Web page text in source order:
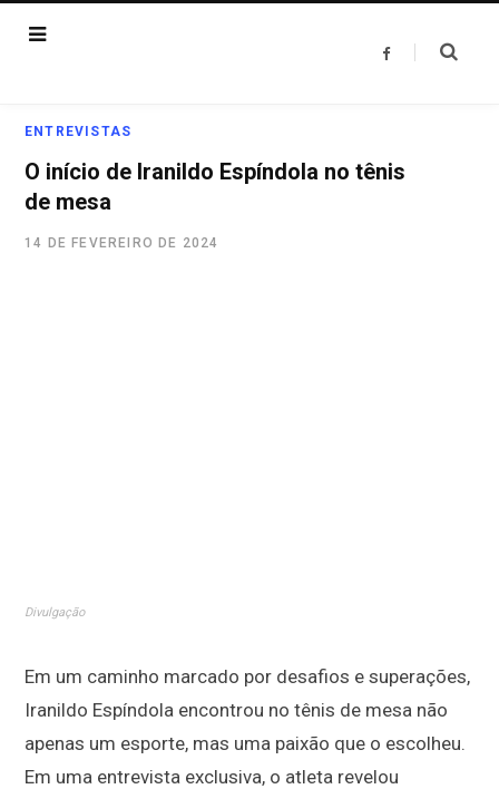
F
ENTREVISTAS
O início de Iranildo Espíndola no tênis
de mesa
14 DE FEVEREIRO DE 2024
Divulgação
Em um caminho marcado por desafios e superações,
Iranildo Espíndola encontrou no tênis de mesa não
apenas um esporte, mas uma paixão que o escolheu.
Em uma entrevista exclusiva, o atleta revelou